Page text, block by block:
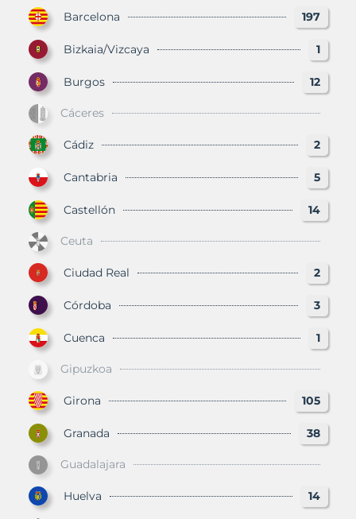
Barcelona 197
Bizkaia/Vizcaya 1
Burgos 12
Cáceres
Cádiz 2
Cantabria 5
Castellón 14
Ceuta
Ciudad Real 2
Córdoba 3
Cuenca 1
Gipuzkoa
Girona 105
Granada 38
Guadalajara
Huelva 14